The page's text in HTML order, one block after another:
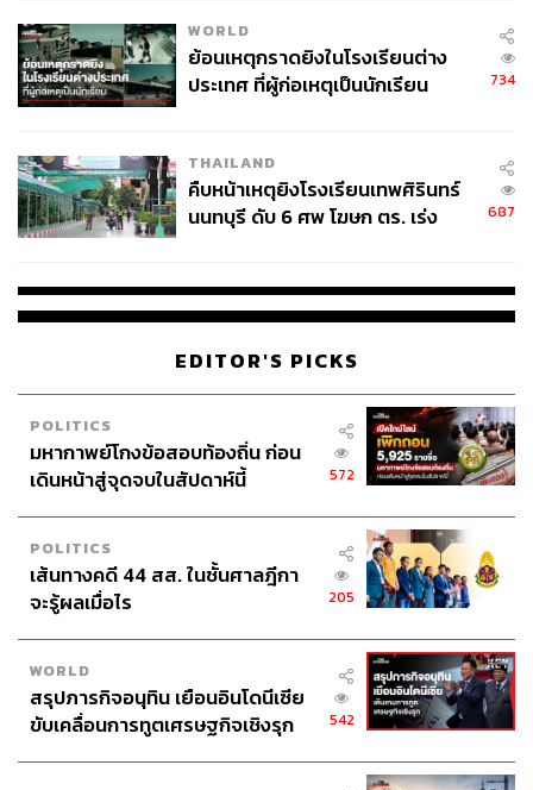
WORLD
ย้อนเหตุกราดยิงในโรงเรียนต่าง
ประเทศ ที่ผู้ก่อเหตุเป็นนักเรียน
734
THAILAND
คืบหน้าเหตุยิงโรงเรียนเทพศิรินทร์
นนทบุรี ดับ 6 ศพ โฆษก ตร. เร่ง
687
EDITOR'S PICKS
POLITICS
มหากาพย์โกงข้อสอบท้องถิ่น ก่อน
เดินหน้าสู่จุดจบในสัปดาห์นี้
572
POLITICS
เส้นทางคดี 44 สส. ในชั้นศาลฎีกา
จะรู้ผลเมื่อไร
205
WORLD
สรุปภารกิจอนุทิน เยือนอินโดนีเซีย
ขับเคลื่อนการทูตเศรษฐกิจเชิงรุก
542